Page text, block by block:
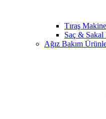
Tıraş
Saç &
Ağız Bakım